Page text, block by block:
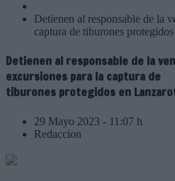
Detienen al responsable de la
captura de tiburones
Detienen al responsable de la
excursiones para la captura de
tiburones protegidos en
29 Mayo 2023 - 11:07 h
Redaccion